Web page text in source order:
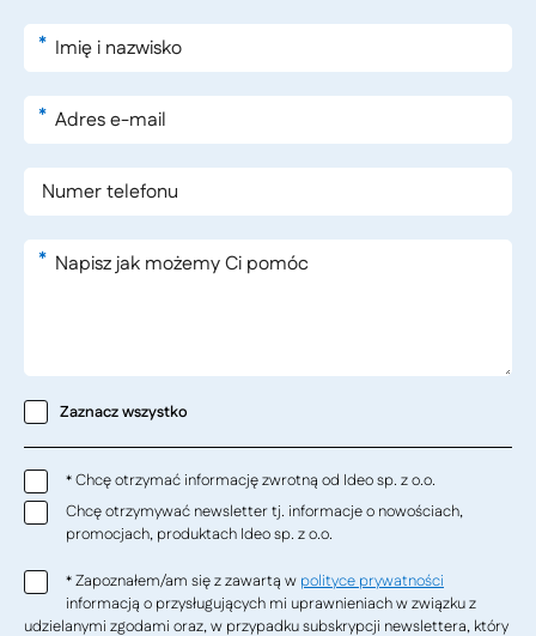
*
*
*
Zaznacz wszystko
*Chcę otrzymać informację zwrotną od Ideo sp. z o.o.
Chcę otrzymywać newsletter tj. informacje o nowościach,
promocjach, produktach Ideo sp. z o.o.
*Zapoznałem/am się z zawartą w polityce prywatności
informacją o przysługujących mi uprawnieniach w związku z
udzielanymi zgodami oraz, w przypadku subskrypcji newslettera, który